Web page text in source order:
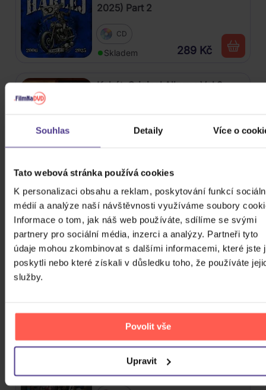
Souhlas Detaily Více o
Tato webová stránka používá cookies
K personalizaci obsahu a reklam, poskytování funkcí
médií a analýze naší návštěvnosti využíváme soubory
Informace o tom, jak náš web používáte, sdílíme se svými
partnery pro sociální média, inzerci a analýzy. Partneři tyto
údaje mohou zkombinovat s dalšími informacemi, které jste
poskytli nebo které získali v důsledku toho, že používáte
služby.
Povolit vše
Upravit
2025) Part 2
CD
Skladem 289 Kč
Kabát: Original Albums Vol.3
Mišík Vladimír: Vteřiny, měsíce a
roky
CD
Skladem 385 Kč
Linkin Park: From Zero (Coloured
Skladem
Katseye: Beautiful Chaos